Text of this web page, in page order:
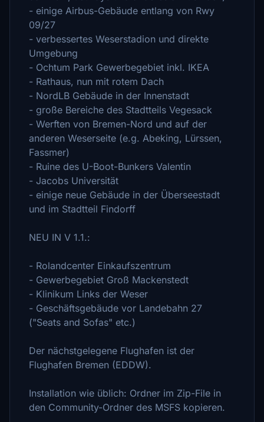
- einige Airbus-Gebäude entlang von Rwy
09/27
- verbessertes Weserstadion und direkte
Umgebung
- Ochtum Park Gewerbegebiet inkl. IKEA
- Rathaus, nun mit rotem Dach
- NordLB Gebäude in der Innenstadt
- große Bereiche des Stadtteils Vegesack
- Werften von Bremen-Nord und auf der
anderen Weserseite (e.g. Abeking, Lürssen,
Fassmer)
- Ruine des U-Boot-Bunkers Valentin
- Jacobs Universität
- einige neue Gebäude in der Überseestadt
und im Stadtteil Findorff
NEU IN V 1.1.:
- Rolandcenter Einkaufszentrum
- Gewerbegebiet Groß Mackenstedt
- Klinikum Links der Weser
- Geschäftsgebäude vor Landebahn 27
("Seats and Sofas" etc.)
Der nächstgelegene Flughafen ist der
Flughafen Bremen (EDDW).
Installation wie üblich: Ordner im Zip-File in
den Community-Ordner des MSFS kopieren.